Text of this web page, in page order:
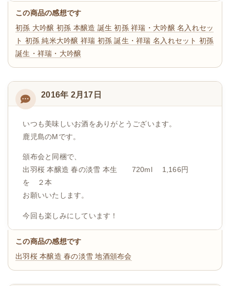
この商品の感想です
初孫 大吟醸 初孫 本醸造 誕生初孫 祥瑞・大吟醸 名入れセッ
ト 初孫 純米大吟醸 祥瑞 初孫 誕生・祥瑞 名入れセット 初孫
誕生・祥瑞・大吟醸
2016年 2月17日
いつも美味しいお酒をありがとうございます。
鹿児島のMです。
頒布会と同梱で、
出羽桜 本醸造 春の淡雪 本生 720ml 1,166円
を ２本
お願いいたします。
今回も楽しみにしています！
この商品の感想です
出羽桜 本醸造 春の淡雪地酒頒布会